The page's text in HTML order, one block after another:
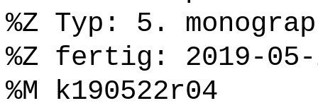
%Z Typ: 5.
%Z fertig: 2019-05-
%M k190522r04